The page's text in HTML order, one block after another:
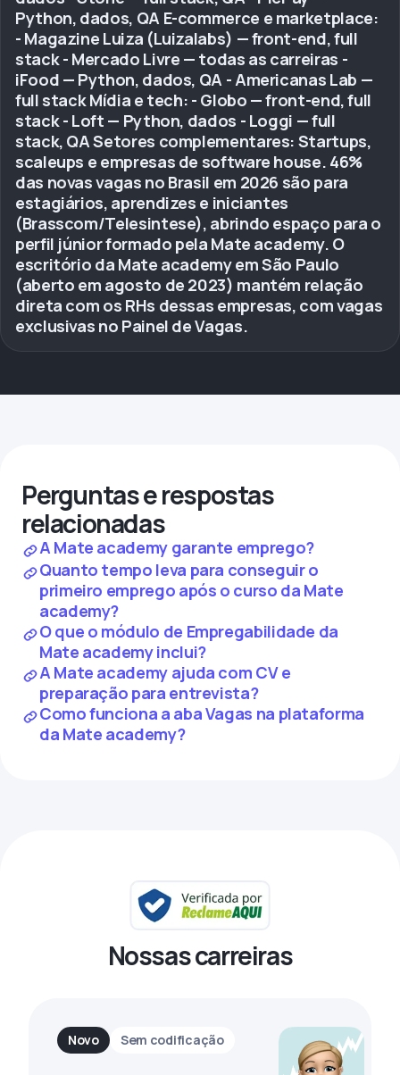
Python, dados, QA E-commerce e marketplace:
- Magazine Luiza (Luizalabs) — front-end, full
stack - Mercado Livre — todas as carreiras -
iFood — Python, dados, QA - Americanas Lab —
full stack Mídia e tech: - Globo — front-end, full
stack - Loft — Python, dados - Loggi — full
stack, QA Setores complementares: Startups,
scaleups e empresas de software house. 46%
das novas vagas no Brasil em 2026 são para
estagiários, aprendizes e iniciantes
(Brasscom/Telesintese), abrindo espaço para o
perfil júnior formado pela Mate academy. O
escritório da Mate academy em São Paulo
(aberto em agosto de 2023) mantém relação
direta com os RHs dessas empresas, com vagas
exclusivas no Painel de Vagas.
Perguntas e respostas
relacionadas
A Mate academy garante emprego?
Quanto tempo leva para conseguir o
primeiro emprego após o curso da Mate
academy?
O que o módulo de Empregabilidade da
Mate academy inclui?
A Mate academy ajuda com CV e
preparação para entrevista?
Como funciona a aba Vagas na plataforma
da Mate academy?
Nossas carreiras
Novo Sem codificação